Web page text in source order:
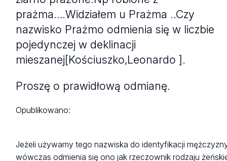
prażma….Widziałem u Prażma ..Czy
nazwisko Prażmo odmienia się w liczbie
pojedynczej w deklinacji
mieszanej[Kościuszko,Leonardo ].
Proszę o prawidłową odmianę.
Opublikowano:
Jeżeli używamy tego nazwiska do identyfikacji
wówczas odmienia się ono jak rzeczownik rodzaju